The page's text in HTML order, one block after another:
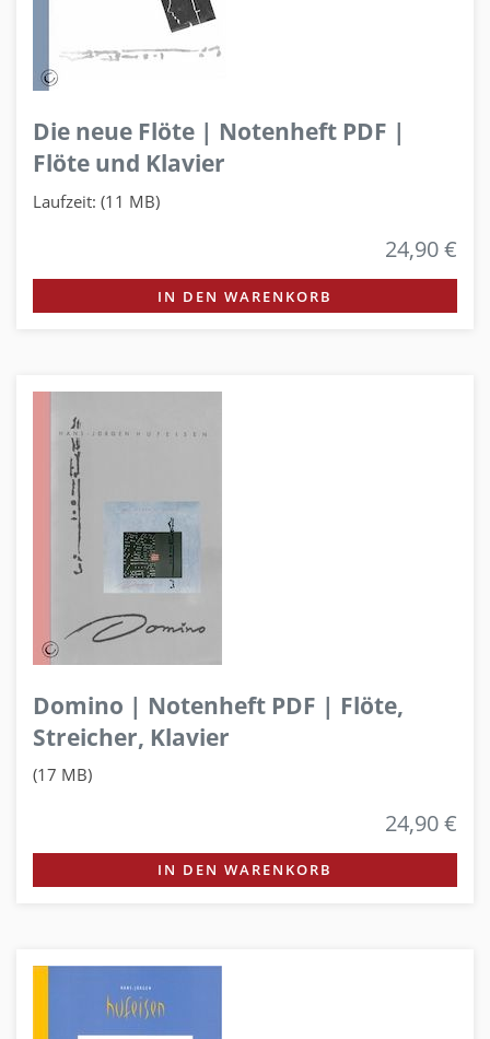
Die neue Flöte | Notenheft PDF |
Flöte und Klavier
Laufzeit: (11 MB)
24,90 €
IN DEN WARENKORB
Domino | Notenheft PDF | Flöte,
Streicher, Klavier
(17 MB)
24,90 €
IN DEN WARENKORB